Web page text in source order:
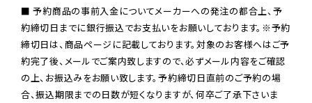
■ 予約商品の事前入金についてメーカーへの発注の都合上、予
約締切日までに銀行振込でお支払いをお願いしております。※予約
締切日は、商品ページに記載しております。対象のお客様へはご予
約完了後、メールでご案内致しますので、必ずメール内容をご確認
の上、お振込みをお願い致します。予約締切日直前のご予約の場
合、振込期限までの日数が短くなりますが、何卒ご了承下さいま